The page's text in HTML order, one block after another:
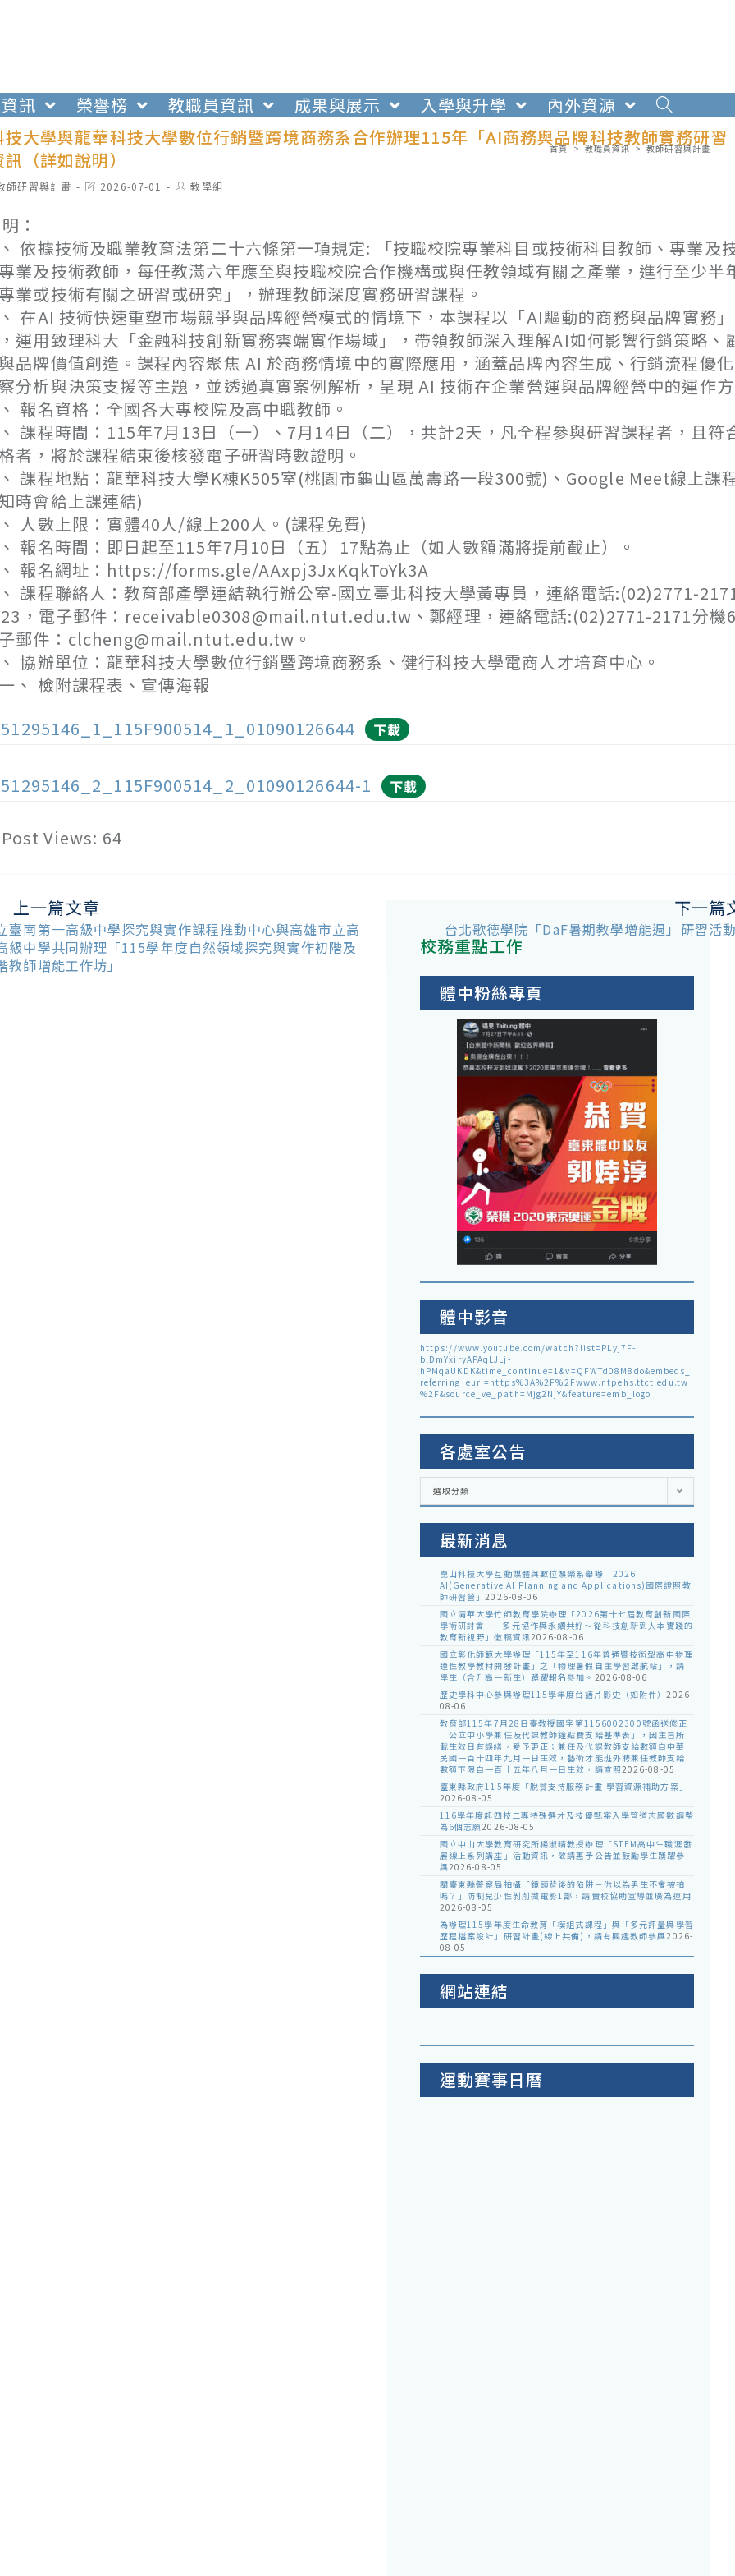
訊 榮譽榜 教職員資訊 成果與展示 入學與升學
內外資源
技大學與龍華科技大學數位行銷暨跨境商務系合作辦理115年「AI商務與品牌科技教師實務研習
（詳如說明）
首頁 > 教職員資訊 > 教師研習與計畫
師研習與計畫
Post2026-07-01
Post教學組
：
依據技術及職業教育法第二十六條第一項規定: 「技職校院專業科目或技術科目教師、專業及
業及技術教師，每任教滿六年應至與技職校院合作機構或與任教領域有關之產業，進行至少半
業或技術有關之研習或研究」，辦理教師深度實務研習課程。
在AI 技術快速重塑市場競爭與品牌經營模式的情境下，本課程以「AI驅動的商務與品牌實務
運用致理科大「金融科技創新實務雲端實作場域」，帶領教師深入理解AI如何影響行銷策略、
品牌價值創造。課程內容聚焦 AI 於商務情境中的實際應用，涵蓋品牌內容生成、行銷流程優
分析與決策支援等主題，並透過真實案例解析，呈現 AI 技術在企業營運與品牌經營中的運作
報名資格：全國各大專校院及高中職教師。
課程時間：115年7月13日（一）、7月14日（二），共計2天，凡全程參與研習課程者，且符
者，將於課程結束後核發電子研習時數證明。
課程地點：龍華科技大學K棟K505室(桃園市龜山區萬壽路一段300號)、Google Meet線上課
時會給上課連結)
人數上限：實體40人/線上200人。(課程免費)
報名時間：即日起至115年7月10日（五）17點為止（如人數額滿將提前截止）。
報名網址：https://forms.gle/AAxpj3JxKqkToYk3A
課程聯絡人：教育部產學連結執行辦公室-國立臺北科技大學黃專員，連絡電話:(02)2771-
，電子郵件：receivable0308@mail.ntut.edu.tw、鄭經理，連絡電話:(02)2771-2171分機
郵件：clcheng@mail.ntut.edu.tw。
協辦單位：龍華科技大學數位行銷暨跨境商務系、健行科技大學電商人才培育中心。
、 檢附課程表、宣傳海報
下載
1 下載
Post Views: 64
上一篇文章
臺南第一高級中學探究與實作課程推動中心與高雄市立高
級中學共同辦理「115學年度自然領域探究與實作初階及
教師增能工作坊」
下一篇
台北歌德學院「DaF暑期教學增能週」研習活
校務重點工作
體中粉絲專頁
體中影音
https://www.youtube.com/watch?list=PLyj7F-
blDmYxiryAPAqLJLj-
hPMqaUKDK&time_continue=1&v=QFWTd08M8do&embeds_
referring_euri=https%3A%2F%2Fwww.ntpehs.ttct.edu.tw
%2F&source_ve_path=Mjg2NjY&feature=emb_logo
各處室公告
各
室
選取分類
最新消息
崑山科技大學互動媒體與數位娛樂系舉辦「2026
AI(Generative AI Planning and Applications)國際證照教
師研習營」2026-08-06
國立清華大學竹師教育學院辦理「2026第十七屆教育創新國際
學術研討會——多元協作與永續共好～從科技創新到人本實踐的
教育新視野」徵稿資訊2026-08-06
國立彰化師範大學辦理「115年至116年普通暨技術型高中物理
適性教學教材開發計畫」之「物理暑假自主學習啟航站」，請
學生（含升高一新生）踴躍報名參加。 2026-08-06
歷史學科中心參與辦理115學年度台語片影史（如附件）2026-
08-06
教育部115年7月28日臺教授國字第1156002300號函送修正
「公立中小學兼任及代課教師鐘點費支給基準表」，因主旨所
載生效日有誤繕，爰予更正；兼任及代課教師支給數額自中華
民國一百十四年九月一日生效，藝術才能班外聘兼任教師支給
數額下限自一百十五年八月一日生效，請查照2026-08-05
臺東縣政府115年度「脫貧支持服務計畫-學習資源補助方案」
2026-08-05
116學年度起四技二專特殊選才及技優甄審入學管道志願數調整
為6個志願2026-08-05
國立中山大學教育研究所楊淑晴教授辦理「STEM高中生職涯發
展線上系列講座」活動資訊，敬請惠予公告並鼓勵學生踴躍參
與2026-08-05
關臺東縣警察局拍攝「鏡頭背後的陷阱－你以為男生不會被拍
嗎？」防制兒少性剝削微電影1部，請貴校協助宣導並廣為運用
2026-08-05
為辦理115學年度生命教育「模組式課程」與「多元評量與學習
歷程檔案設計」研習計畫(線上共備)，請有興趣教師參與2026-
08-05
網站連結
運動賽事日曆